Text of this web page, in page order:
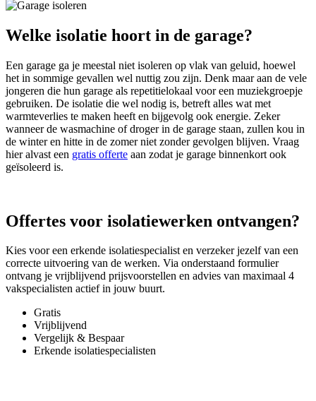
Welke isolatie hoort in de garage?
Een garage ga je meestal niet isoleren op vlak van geluid, hoewel
het in sommige gevallen wel nuttig zou zijn. Denk maar aan de vele
jongeren die hun garage als repetitielokaal voor een muziekgroepje
gebruiken. De isolatie die wel nodig is, betreft alles wat met
warmteverlies te maken heeft en bijgevolg ook energie. Zeker
wanneer de wasmachine of droger in de garage staan, zullen kou in
de winter en hitte in de zomer niet zonder gevolgen blijven. Vraag
hier alvast een gratis offerte aan zodat je garage binnenkort ook
geïsoleerd is.
Offertes voor isolatiewerken ontvangen?
Kies voor een erkende isolatiespecialist en verzeker jezelf van een
correcte uitvoering van de werken. Via onderstaand formulier
ontvang je vrijblijvend prijsvoorstellen en advies van maximaal 4
vakspecialisten actief in jouw buurt.
Gratis
Vrijblijvend
Vergelijk & Bespaar
Erkende isolatiespecialisten